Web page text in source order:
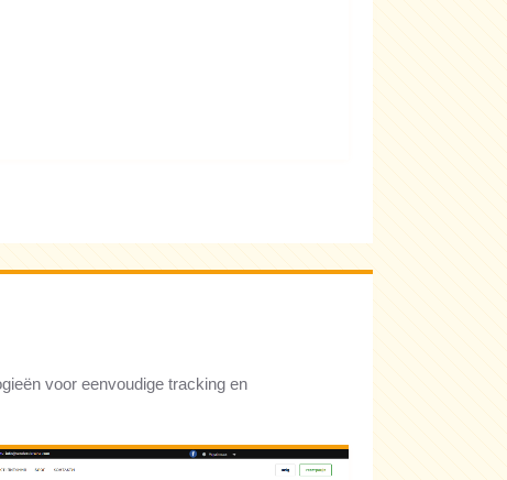
voor eenvoudige tracking en